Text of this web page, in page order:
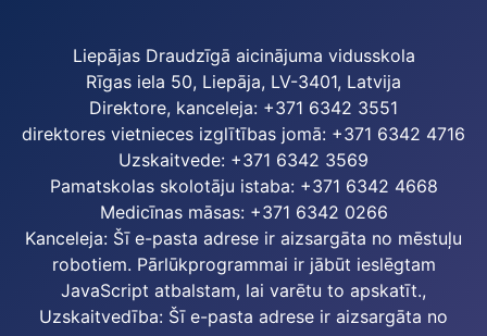
Liepājas Draudzīgā aicinājuma vidusskola
Rīgas iela 50, Liepāja, LV-3401, Latvija
Direktore, kanceleja: +371 6342 3551
direktores vietnieces izglītības jomā: +371 6342 4716
Uzskaitvede: +371 6342 3569
Pamatskolas skolotāju istaba: +371 6342 4668
Medicīnas māsas: +371 6342 0266
Kanceleja: Šī e-pasta adrese ir aizsargāta no mēstuļu
robotiem. Pārlūkprogrammai ir jābūt ieslēgtam
JavaScript atbalstam, lai varētu to apskatīt.,
Uzskaitvedība: Šī e-pasta adrese ir aizsargāta no